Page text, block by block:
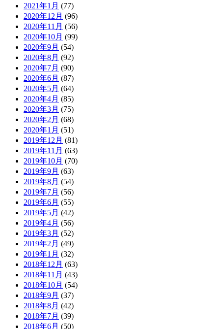
2021年1月 (77)
2020年12月 (96)
2020年11月 (56)
2020年10月 (99)
2020年9月 (54)
2020年8月 (92)
2020年7月 (90)
2020年6月 (87)
2020年5月 (64)
2020年4月 (85)
2020年3月 (75)
2020年2月 (68)
2020年1月 (51)
2019年12月 (81)
2019年11月 (63)
2019年10月 (70)
2019年9月 (63)
2019年8月 (54)
2019年7月 (56)
2019年6月 (55)
2019年5月 (42)
2019年4月 (56)
2019年3月 (52)
2019年2月 (49)
2019年1月 (32)
2018年12月 (63)
2018年11月 (43)
2018年10月 (54)
2018年9月 (37)
2018年8月 (42)
2018年7月 (39)
2018年6月 (50)